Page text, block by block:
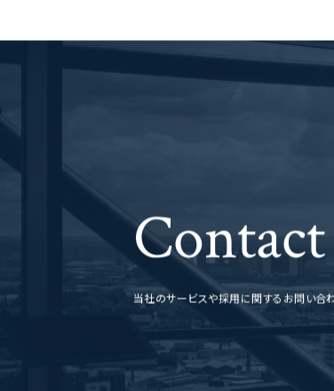
Contact
当社のサービスや採用に関するお問い合